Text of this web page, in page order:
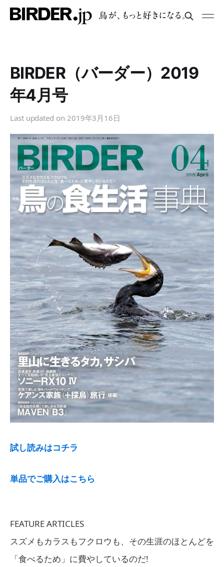
BIRDER（バーダー）2019
年4月号
Last updated on 2019年3月16日
試し読みはコチラ
単品でご購入はこちら
FEATURE ARTICLES
スズメもカラスもフクロウも、その生涯のほとんどを
「食べるため」に費やしているのだ!